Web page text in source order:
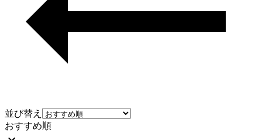
並び替え
おすすめ順